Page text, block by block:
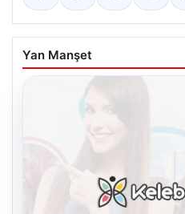
Yan Manşet